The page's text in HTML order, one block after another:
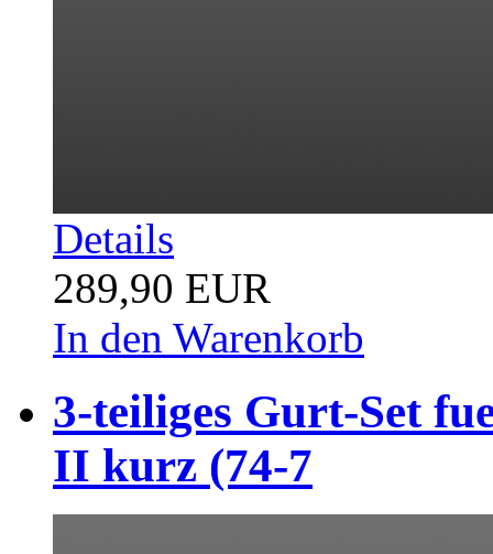
Details
289,90 EUR
In den Warenkorb
3-teiliges Gurt-Set
II kurz (74-7